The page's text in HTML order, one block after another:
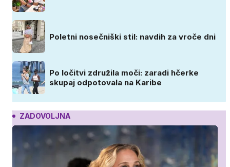
Poletni nosečniški stil: navdih za vroče dni
Po ločitvi združila moči: zaradi hčerke
skupaj odpotovala na Karibe
ZADOVOLJNA